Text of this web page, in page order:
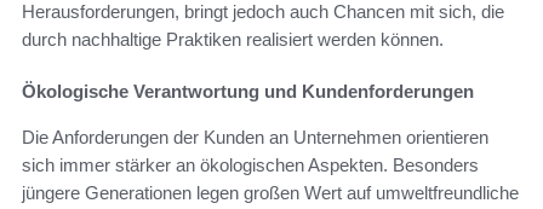
Herausforderungen, bringt jedoch auch Chancen mit sich, die
durch nachhaltige Praktiken realisiert werden können.
Ökologische Verantwortung und Kundenforderungen
Die Anforderungen der Kunden an Unternehmen orientieren
sich immer stärker an ökologischen Aspekten. Besonders
jüngere Generationen legen großen Wert auf umweltfreundliche